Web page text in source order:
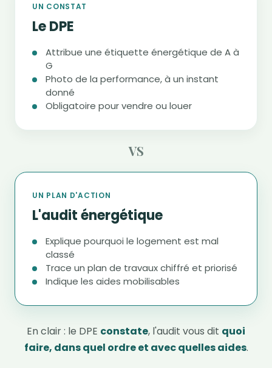
UN CONSTAT
Le DPE
Attribue une étiquette énergétique de A à
G
Photo de la performance, à un instant
donné
Obligatoire pour vendre ou louer
VS
UN PLAN D'ACTION
L'audit énergétique
Explique pourquoi le logement est mal
classé
Trace un plan de travaux chiffré et priorisé
Indique les aides mobilisables
En clair : le DPE constate, l'audit vous dit quoi
faire, dans quel ordre et avec quelles aides.